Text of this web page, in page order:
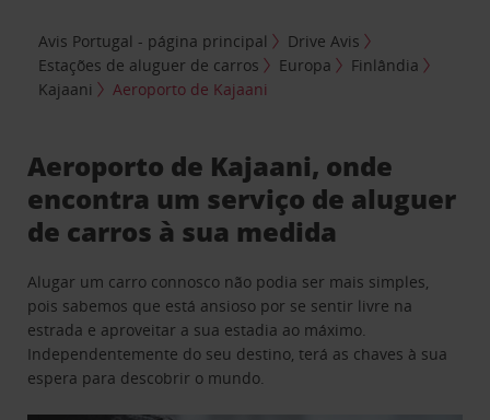
Avis Portugal - página principal
Drive Avis
Estações de aluguer de carros
Europa
Finlândia
Kajaani
Aeroporto de Kajaani
Aeroporto de Kajaani, onde
encontra um serviço de aluguer
de carros à sua medida
Alugar um carro connosco não podia ser mais simples,
pois sabemos que está ansioso por se sentir livre na
estrada e aproveitar a sua estadia ao máximo.
Independentemente do seu destino, terá as chaves à sua
espera para descobrir o mundo.